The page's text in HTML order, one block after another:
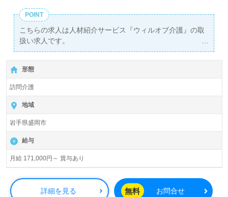
POINT
こちらの求人は人材紹介サービス『ウィルオブ介護』の取
扱い求人です。
詳細に関してお気軽にご相談ください♪
【無料】で皆さんの転職活動をサポートいたします。
形態
訪問介護
地域
岩手県盛岡市
給与
月給 171,000円～ 賞与あり
詳細を見る 無料 お問合せ